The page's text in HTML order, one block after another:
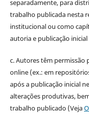
separadamente, para
trabalho publicada nesta
institucional ou como
autoria e publicação
c. Autores têm permissão
online (ex.: em
após a publicação inicial
alterações produtivas,
trabalho publicado (Veja